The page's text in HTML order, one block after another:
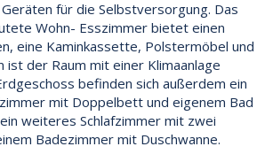
für die Selbstversorgung. Das
Wohn- Esszimmer bietet einen
eine Kaminkassette, Polstermöbel und
ist der Raum mit einer Klimaanlage
befinden sich außerdem ein
mit Doppelbett und eigenem Bad
weiteres Schlafzimmer mit zwei
Badezimmer mit Duschwanne.